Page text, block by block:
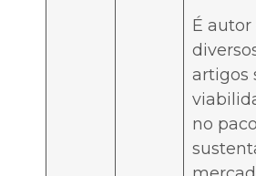
É autor
artigos
no